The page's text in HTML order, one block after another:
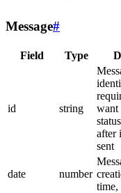
Message#
Field Type
id string
want
after
sent
date number
time,